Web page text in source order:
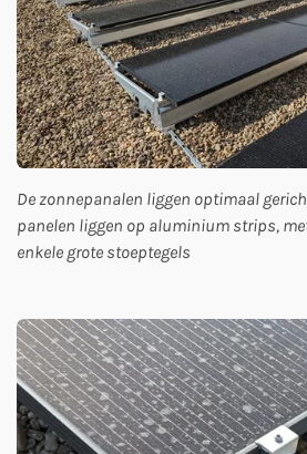
De zonnepanalen liggen optimaal
panelen liggen op aluminium strips,
enkele grote stoeptegels